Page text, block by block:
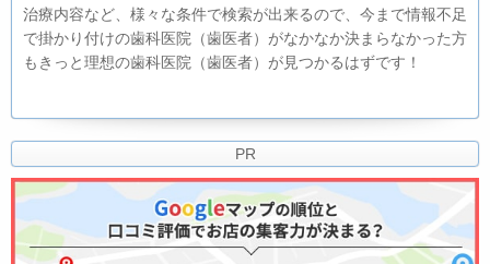
治療内容など、様々な条件で検索が出来るので、今まで情報不足
で掛かり付けの歯科医院（歯医者）がなかなか決まらなかった方
もきっと理想の歯科医院（歯医者）が見つかるはずです！
PR